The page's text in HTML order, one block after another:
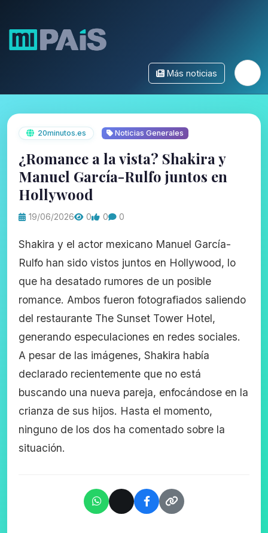
Más noticias
20minutos.es Noticias Generales
¿Romance a la vista? Shakira y
Manuel García-Rulfo juntos en
Hollywood
19/06/2026 0 0 0
Shakira y el actor mexicano Manuel García-
Rulfo han sido vistos juntos en Hollywood, lo
que ha desatado rumores de un posible
romance. Ambos fueron fotografiados saliendo
del restaurante The Sunset Tower Hotel,
generando especulaciones en redes sociales.
A pesar de las imágenes, Shakira había
declarado recientemente que no está
buscando una nueva pareja, enfocándose en la
crianza de sus hijos. Hasta el momento,
ninguno de los dos ha comentado sobre la
situación.